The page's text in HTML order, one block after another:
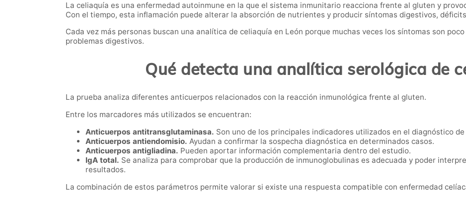
La celiaquía es una enfermedad autoinmune en la que el sistema inmunitario reacciona frente al gluten y
Con el tiempo, esta inflamación puede alterar la absorción de nutrientes y producir síntomas digestivos,
Cada vez más personas buscan una analítica de celiaquía en León porque muchas veces los síntomas son
problemas digestivos.
Qué detecta una analítica serológica de
La prueba analiza diferentes anticuerpos relacionados con la reacción inmunológica frente al gluten.
Entre los marcadores más utilizados se encuentran:
Anticuerpos antitransglutaminasa. Son uno de los principales indicadores utilizados en el diagnóstico
Anticuerpos antiendomisio. Ayudan a confirmar la sospecha diagnóstica en determinados casos.
Anticuerpos antigliadina. Pueden aportar información complementaria dentro del estudio.
IgA total. Se analiza para comprobar que la producción de inmunoglobulinas es adecuada y poder
resultados.
La combinación de estos parámetros permite valorar si existe una respuesta compatible con enfermedad